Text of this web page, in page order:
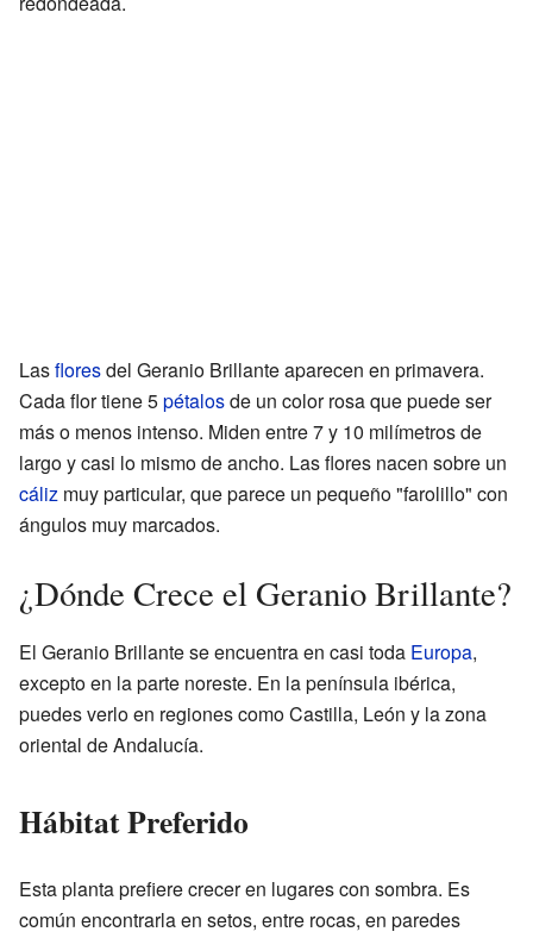
Lasfloresdel Geranio Brillante aparecen en primavera.
Cada flor tiene 5pétalosde un color rosa que puede ser
más o menos intenso. Miden entre 7 y 10 milímetros de
largo y casi lo mismo de ancho. Las flores nacen sobre un
cáliz muy particular, que parece un pequeño "farolillo" con
ángulos muy marcados.
¿Dónde Crece el Geranio Brillante?
El Geranio Brillante se encuentra en casi toda Europa,
excepto en la parte noreste. En la península ibérica,
puedes verlo en regiones como Castilla, León y la zona
oriental de Andalucía.
Hábitat Preferido
Esta planta prefiere crecer en lugares con sombra. Es
común encontrarla en setos, entre rocas, en paredes